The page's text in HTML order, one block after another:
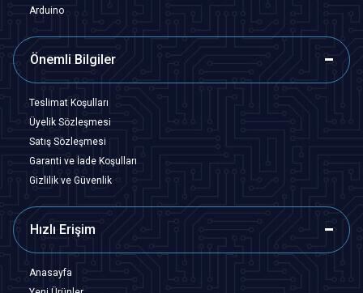
Arduino
Önemli Bilgiler
Teslimat Koşulları
Üyelik Sözleşmesi
Satış Sözleşmesi
Garanti ve İade Koşulları
Gizlilik ve Güvenlik
Hızlı Erişim
Anasayfa